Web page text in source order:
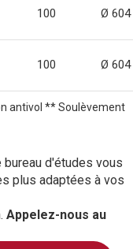
100 Ø 604
100 Ø 604
antivol ** Soulèvement
bureau d'études vous
plus adaptées à vos
Appelez-nous au